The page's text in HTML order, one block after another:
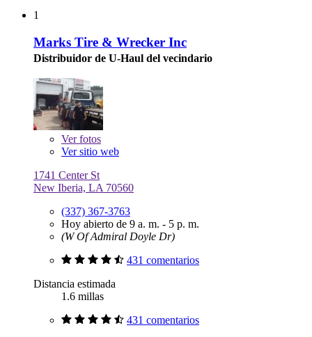
1
Marks Tire & Wrecker Inc
Distribuidor de U-Haul del vecindario
Verfotos
Ver sitio web
1741 Center St
New Iberia, LA 70560
(337) 367-3763
Hoy abierto de 9 a. m. - 5 p. m.
(W Of Admiral Doyle Dr)
431 comentarios
Distancia estimada
1.6 millas
431 comentarios